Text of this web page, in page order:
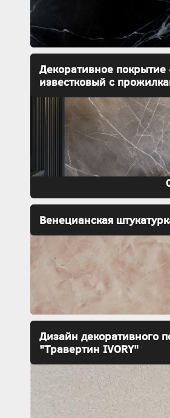
Декоративное покрытие
известковый с
Венецианская
Дизайн декоративного
"Травертин IVORY"